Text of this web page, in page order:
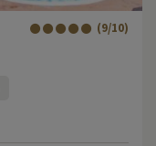
(9/10)